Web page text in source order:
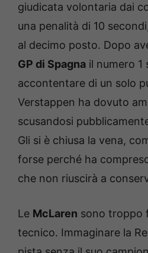
giudicata volontaria dai
una penalità di 10
al decimo posto. Dopo
GP di Spagna il numero 1
accontentare di un solo
Verstappen ha dovuto
scusandosi
Gli si è chiusa la vena,
forse perché ha
che non riuscirà a
Le McLaren sono troppo
tecnico. Immaginare la